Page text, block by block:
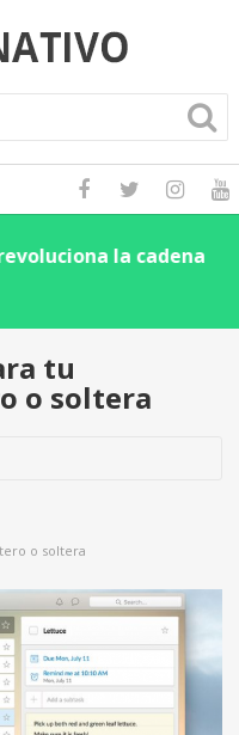
la cadena
la eficiencia de tu
tu
o soltera
o soltera